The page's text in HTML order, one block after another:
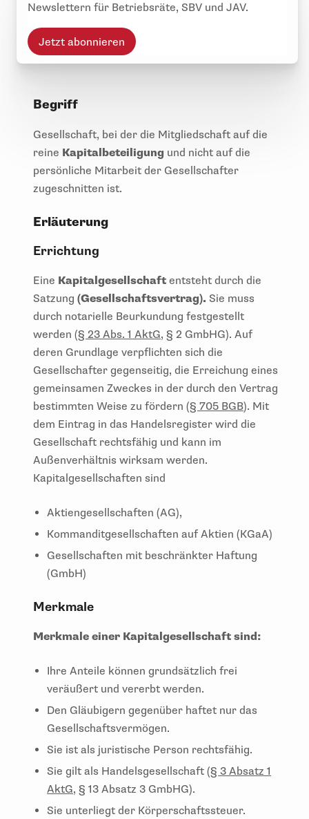
Newslettern für Betriebsräte, SBV und JAV.
Jetzt abonnieren
Begriff
Gesellschaft, bei der die Mitgliedschaft auf die
reine Kapitalbeteiligung und nicht auf die
persönliche Mitarbeit der Gesellschafter
zugeschnitten ist.
Erläuterung
Errichtung
Eine Kapitalgesellschaft entsteht durch die
Satzung (Gesellschaftsvertrag). Sie muss
durch notarielle Beurkundung festgestellt
werden (§ 23 Abs. 1 AktG, § 2 GmbHG). Auf
deren Grundlage verpflichten sich die
Gesellschafter gegenseitig, die Erreichung eines
gemeinsamen Zweckes in der durch den Vertrag
bestimmten Weise zu fördern (§ 705 BGB). Mit
dem Eintrag in das Handelsregister wird die
Gesellschaft rechtsfähig und kann im
Außenverhältnis wirksam werden.
Kapitalgesellschaften sind
Aktiengesellschaften (AG),
Kommanditgesellschaften auf Aktien (KGaA)
Gesellschaften mit beschränkter Haftung
(GmbH)
Merkmale
Merkmale einer Kapitalgesellschaft sind:
Ihre Anteile können grundsätzlich frei
veräußert und vererbt werden.
Den Gläubigern gegenüber haftet nur das
Gesellschaftsvermögen.
Sie ist als juristische Person rechtsfähig.
Sie gilt als Handelsgesellschaft (§ 3 Absatz 1
AktG, § 13 Absatz 3 GmbHG).
Sie unterliegt der Körperschaftssteuer.